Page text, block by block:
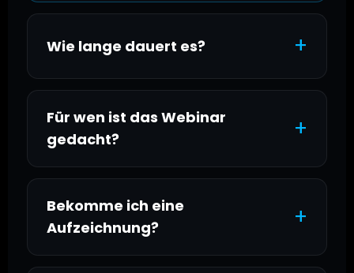
Wie lange dauert es? +
Für wen ist das Webinar
gedacht?
+
Bekomme ich eine
Aufzeichnung?
+